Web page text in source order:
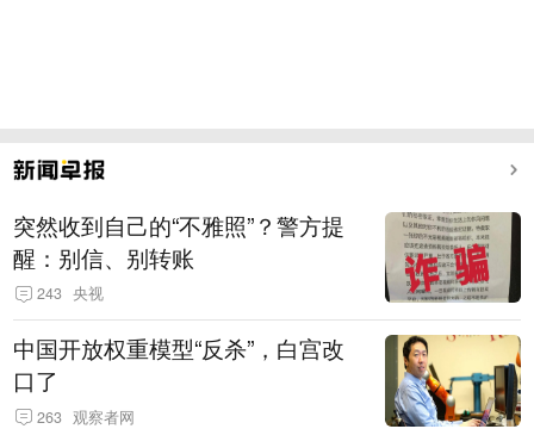
突然收到自己的“不雅照”？警方提
醒：别信、别转账
243 央视
中国开放权重模型“反杀”，白宫改
口了
263 观察者网